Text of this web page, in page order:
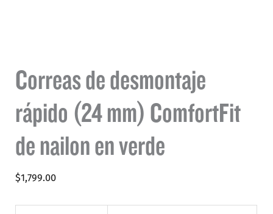
Correas de desmontaje
rápido (24 mm) ComfortFit
de nailon en verde
$1,799.00